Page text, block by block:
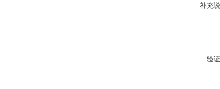
补充
验